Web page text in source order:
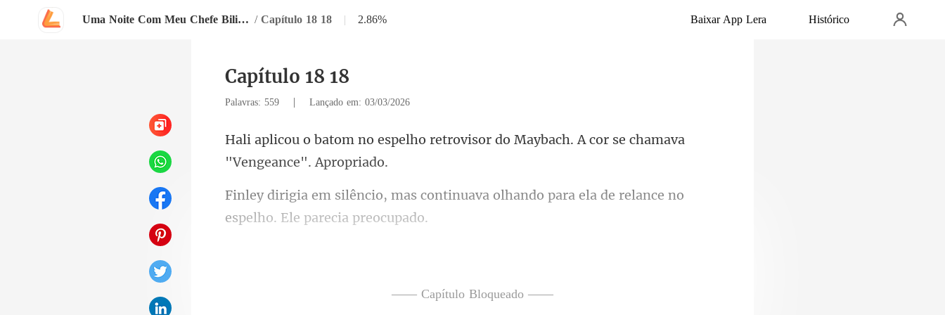
Uma Noite Com Meu Chefe Bilionário / Capítulo 18 18 | 2.86% Baixar App Lera Histórico
Capítulo 18 18
Palavras: 559 | Lançado em: 03/03/2026
retrovisor do Maybach. A cor se
tinuava olhando para ela de relance
—— Capítulo Bloqueado ——